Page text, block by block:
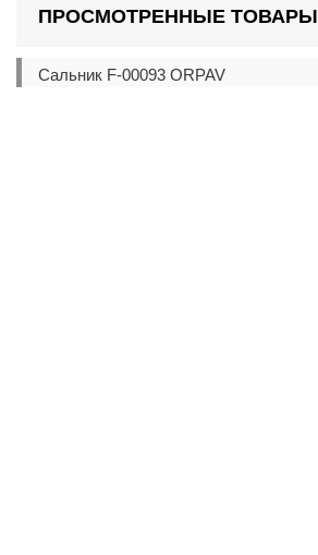
ПРОСМОТРЕННЫЕ ТОВАРЫ
Сальник F-00093 ORPAV